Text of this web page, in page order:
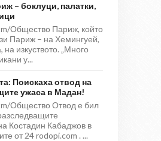
– боклуци, палатки,
Общество Париж, който
Париж – на Хемингуей,
на изкуството. „Много
у...
Поискаха отвод на
ужаса в Мадан!
Общество Отвод е бил
Костадин Кабаджов в
от 24 rodopi.com . ...